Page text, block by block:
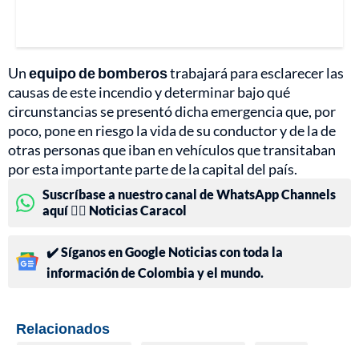
Unequipo de bomberostrabajará para esclarecer las
causas de este incendio y determinar bajo qué
circunstancias se presentó dicha emergencia que, por
poco, pone en riesgo la vida de su conductor y de la de
otras personas que iban en vehículos que transitaban
por esta importante parte de la capital del país.
Suscríbase a nuestro canal de WhatsApp Channels
aquí 👉🏻 Noticias Caracol
✔️ Síganos en Google Noticias con toda la
información de Colombia y el mundo.
Relacionados